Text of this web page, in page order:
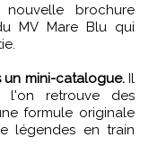
brochure
MV Mare Blu qui
un mini-catalogue. Il
l'on retrouve des
formule originale
légendes en train